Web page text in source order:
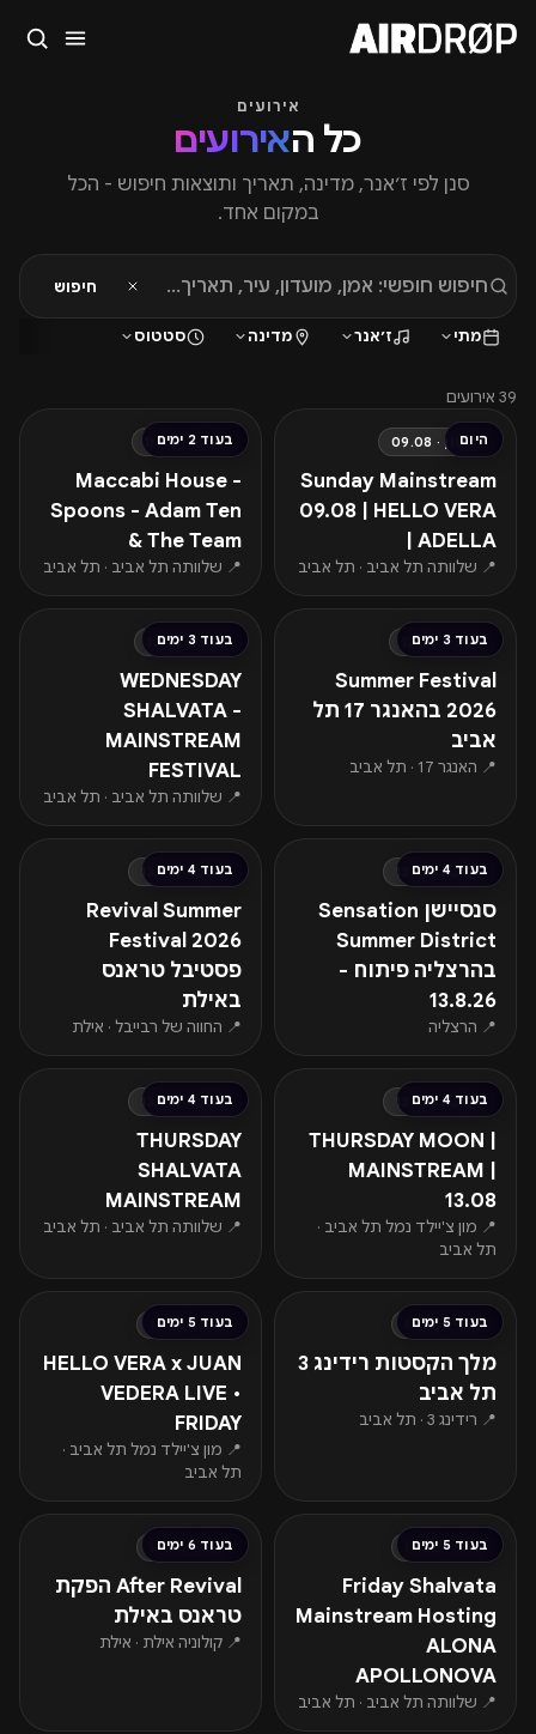
אירועים
כל האירועים
סנן לפי ז׳אנר, מדינה, תאריך ותוצאות חיפוש - הכל
במקום אחד.
חיפוש
מתי ז׳אנר מדינה סטטוס
39 אירועים
היום
ראשון · 09.08
Sunday Mainstream
09.08 | HELLO VERA
| ADELLA
📍 שלוותה תל אביב · תל אביב
בעוד 2 ימים
שלישי · 11.08
Maccabi House -
Spoons - Adam Ten
& The Team
📍 שלוותה תל אביב · תל אביב
בעוד 3 ימים
רביעי · 12.08
Summer Festival
2026 בהאנגר 17 תל
אביב
📍 האנגר 17 · תל אביב
בעוד 3 ימים
רביעי · 12.08
WEDNESDAY
SHALVATA -
MAINSTREAM
FESTIVAL
📍 שלוותה תל אביב · תל אביב
בעוד 4 ימים
חמישי · 13.08
סנסיישן Sensation
Summer District
בהרצליה פיתוח -
13.8.26
📍 הרצליה
בעוד 4 ימים
חמישי · 13.08
Revival Summer
Festival 2026
פסטיבל טראנס
באילת
📍 החווה של רבייבל · אילת
בעוד 4 ימים
חמישי · 13.08
THURSDAY MOON |
MAINSTREAM |
13.08
📍 מון צ'יילד נמל תל אביב ·
תל אביב
בעוד 4 ימים
חמישי · 13.08
THURSDAY
SHALVATA
MAINSTREAM
📍 שלוותה תל אביב · תל אביב
בעוד 5 ימים
שישי · 14.08
מלך הקסטות רידינג 3
תל אביב
📍 רידינג 3 · תל אביב
בעוד 5 ימים
שישי · 14.08
HELLO VERA x JUAN
VEDERA LIVE •
FRIDAY
📍 מון צ'יילד נמל תל אביב ·
תל אביב
בעוד 5 ימים
שישי · 14.08
Friday Shalvata
Mainstream Hosting
ALONA
APOLLONOVA
📍 שלוותה תל אביב · תל אביב
בעוד 6 ימים
שבת · 15.08
After Revival הפקת
טראנס באילת
📍 קולוניה אילת · אילת
סגור
🎶מועדונים ✈️חו״ל
טיפ: אפשר להקליד שם אומן, עיר, תאריך או שם חג.